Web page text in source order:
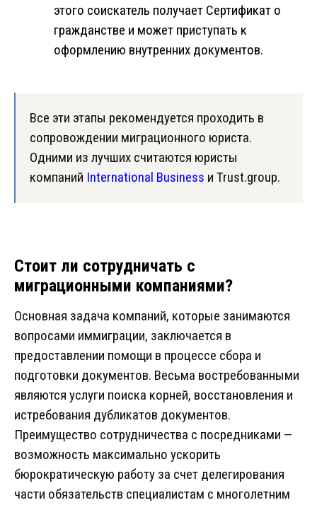
этого соискатель получает Сертификат о
гражданстве и может приступать к
оформлению внутренних документов.
Все эти этапы рекомендуется проходить в
сопровождении миграционного юриста.
Одними из лучших считаются юристы
компаний International Business и Trust.group.
Стоит ли сотрудничать с
миграционными компаниями?
Основная задача компаний, которые занимаются
вопросами иммиграции, заключается в
предоставлении помощи в процессе сбора и
подготовки документов. Весьма востребованными
являются услуги поиска корней, восстановления и
истребования дубликатов документов.
Преимущество сотрудничества с посредниками —
возможность максимально ускорить
бюрократическую работу за счет делегирования
части обязательств специалистам с многолетним